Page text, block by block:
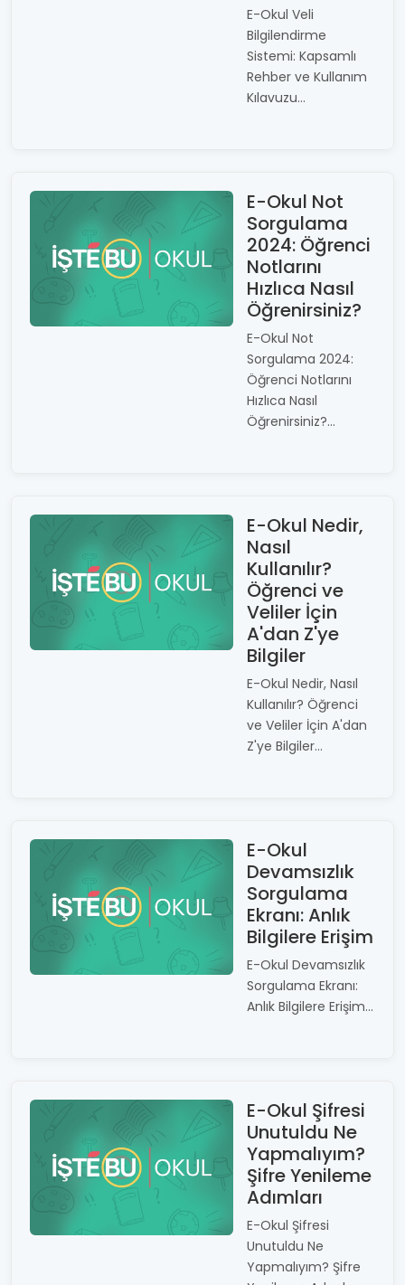
E-Okul Veli
Bilgilendirme
Sistemi: Kapsamlı
Rehber ve Kullanım
Kılavuzu...
E-Okul Not
Sorgulama
2024: Öğrenci
Notlarını
Hızlıca Nasıl
Öğrenirsiniz?
E-Okul Not
Sorgulama 2024:
Öğrenci Notlarını
Hızlıca Nasıl
Öğrenirsiniz?...
E-Okul Nedir,
Nasıl
Kullanılır?
Öğrenci ve
Veliler İçin
A'dan Z'ye
Bilgiler
E-Okul Nedir, Nasıl
Kullanılır? Öğrenci
ve Veliler İçin A'dan
Z'ye Bilgiler...
E-Okul
Devamsızlık
Sorgulama
Ekranı: Anlık
Bilgilere Erişim
E-Okul Devamsızlık
Sorgulama Ekranı:
Anlık Bilgilere Erişim...
E-Okul Şifresi
Unutuldu Ne
Yapmalıyım?
Şifre Yenileme
Adımları
E-Okul Şifresi
Unutuldu Ne
Yapmalıyım? Şifre